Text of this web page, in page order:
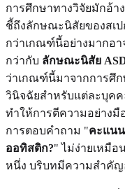
การศึกษาทางวิจัยมักอ้า
ชี้ถึงลักษณะนิสัยของสเ
กว่าเกณฑ์นี้อย่างมากอ
กว่ากับ ลักษณะนิสัย
ว่าเกณฑ์นี้มาจากการศึ
วินิจฉัยสำหรับแต่ละบุค
ทำให้การตีความอย่าง
การตอบคำถาม "คะแนน
ออทิสติก?" ไม่ง่ายเหมือ
หนึ่ง บริบทมีความสำคัญ